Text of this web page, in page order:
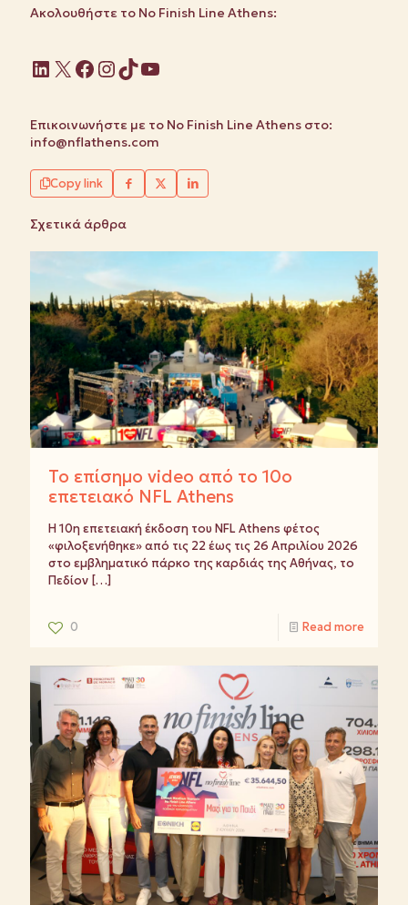
Ακολουθήστε το No Finish Line Athens:
Linkedin
X Facebook
Instagram
TikTok
YouTube
Επικοινωνήστε με το No Finish Line Athens στο:
info@nflathens.com
Copy link
Σχετικά άρθρα
Το επίσημο video από το 10ο
επετειακό NFL Athens
Η 10η επετειακή έκδοση του NFL Athens φέτος
«φιλοξενήθηκε» από τις 22 έως τις 26 Απριλίου 2026
στο εμβληματικό πάρκο της καρδιάς της Αθήνας, το
Πεδίον […]
0 Read more